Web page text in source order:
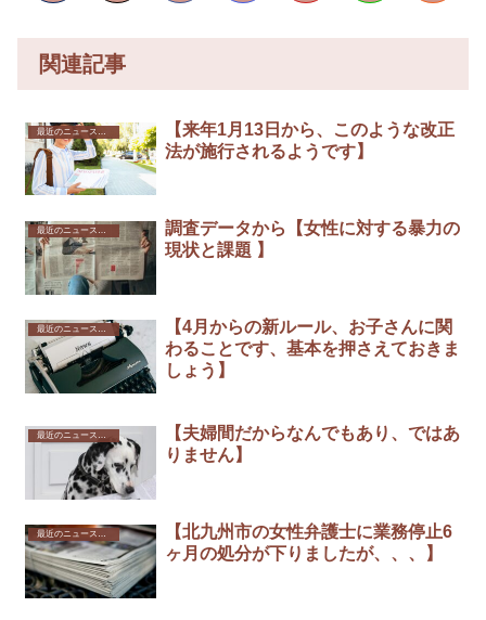
関連記事
【来年1月13日から、このような改正
法が施行されるようです】
最近のニュースから
調査データから【女性に対する暴力の
現状と課題 】
最近のニュースから
【4月からの新ルール、お子さんに関
わることです、基本を押さえておきま
しょう】
【夫婦間だからなんでもあり、ではあ
りません】
最近のニュースから
【北九州市の女性弁護士に業務停止6
ヶ月の処分が下りましたが、、、】